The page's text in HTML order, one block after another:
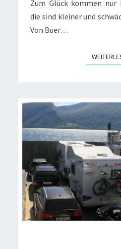
Zum Glück kommen nur
die sind kleiner und
Von Buer…